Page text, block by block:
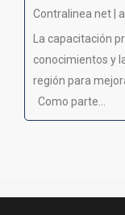
Contralinea net |
La capacitación
conocimientos y
región para
Como parte...